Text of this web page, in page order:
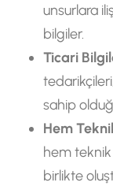
unsurlara
bilgiler.
Ticari
sahip
Hem
hem
birlikte